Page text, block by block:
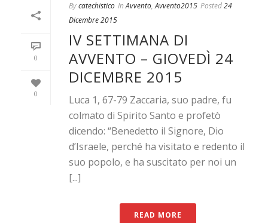
0
0
Bycatechistico In Avvento,Avvento2015 Posted24
Dicembre 2015
IV SETTIMANA DI
AVVENTO – GIOVEDÌ 24
DICEMBRE 2015
Luca 1, 67-79 Zaccaria, suo padre, fu
colmato di Spirito Santo e profetò
dicendo: “Benedetto il Signore, Dio
d’Israele, perché ha visitato e redento il
suo popolo, e ha suscitato per noi un
[...]
READ MORE